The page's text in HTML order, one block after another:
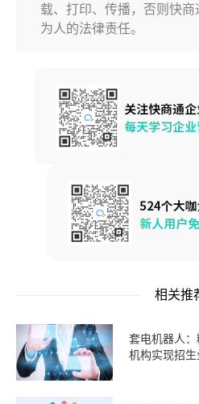
载、打印、传播，否则快
为人的法律责任。
相关推
套电机器人
机构实现招